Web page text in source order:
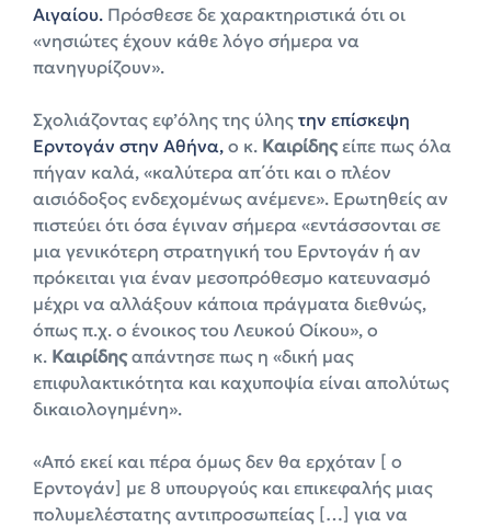
Αιγαίου. Πρόσθεσε δε χαρακτηριστικά ότι οι
«νησιώτες έχουν κάθε λόγο σήμερα να
πανηγυρίζουν».
Σχολιάζοντας εφ’όλης της ύλης την επίσκεψη
Ερντογάν στην Αθήνα, ο κ. Καιρίδηςείπε πως όλα
πήγαν καλά, «καλύτερα απ΄ότι και ο πλέον
αισιόδοξος ενδεχομένως ανέμενε». Ερωτηθείς αν
πιστεύει ότι όσα έγιναν σήμερα «εντάσσονται σε
μια γενικότερη στρατηγική του Ερντογάν ή αν
πρόκειται για έναν μεσοπρόθεσμο κατευνασμό
μέχρι να αλλάξουν κάποια πράγματα διεθνώς,
όπως π.χ. ο ένοικος του Λευκού Οίκου», ο
κ. Καιρίδηςαπάντησε πως η «δική μας
επιφυλακτικότητα και καχυποψία είναι απολύτως
δικαιολογημένη».
«Από εκεί και πέρα όμως δεν θα ερχόταν [ ο
Ερντογάν] με 8 υπουργούς και επικεφαλής μιας
πολυμελέστατης αντιπροσωπείας […] για να